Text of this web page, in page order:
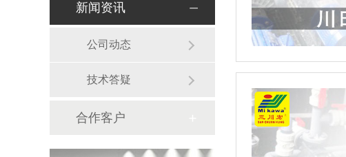
新闻资讯
公司动态
技术答疑
合作客户